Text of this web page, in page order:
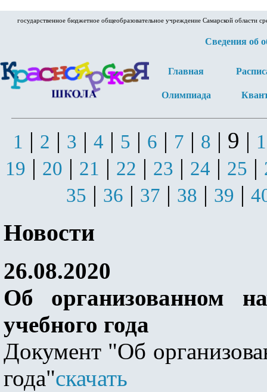
государственное бюджетное общеобразовательное учреждение Самарской области
Сведения об
Главная
Олимпиада
1 | 2 | 3 |4 | 5 | 6 | 7 | 8 | 9 |
19 | 20 | 21 | 22 | 23 | 24 | 25 |
35 | 36 | 37 | 38 | 39 |
Новости
26.08.2020
Об организованном
учебного года
Документ "Об
года"скачать